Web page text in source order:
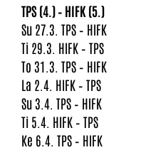
TPS (4.) – HIFK (5.)
Su 27.3. TPS – HIFK
Ti 29.3. HIFK – TPS
To 31.3. TPS – HIFK
La 2.4. HIFK – TPS
Su 3.4. TPS – HIFK
Ti 5.4. HIFK – TPS
Ke 6.4. TPS – HIFK